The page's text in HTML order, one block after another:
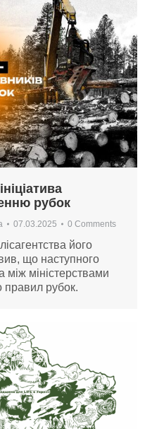
рубок
07.03.2025 0 Comments
його
що наступного
між міністерствами
правил рубок.